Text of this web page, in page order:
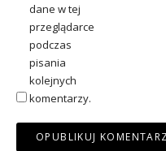
dane w tej
przeglądarce
podczas
pisania
kolejnych
komentarzy.